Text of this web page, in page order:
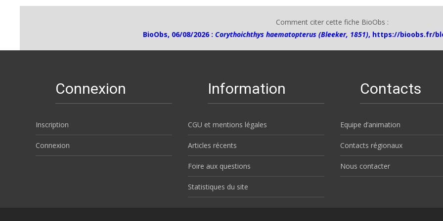
Comment citer cette fiche BioObs :
BioObs, 06/08/2026 : Corythoichthys haematopterus (Bleeker, 1851), https://bioobs.fr/
Connexion
Inscription
Connexion
Information
CGU et mentions légales
Articles récents
Foire aux questions
Statistiques du site
Contacts
Equipe d’animation
Contacts régionaux
Nous contacter